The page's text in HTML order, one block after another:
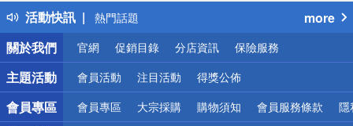
活動快訊
熱門話題
銀行優惠
偏遠地區配送
詐騙網頁！請小心！
more
關於我們
官網 促銷目錄 分店資訊 保險服務
主題活動 會員活動 注目活動 得獎公佈
會員專區 會員專區 大宗採購 購物須知 會員服務條款 隱